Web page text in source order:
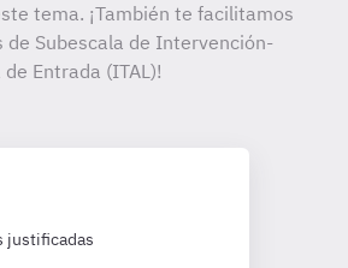
tema. ¡También te facilitamos
Subescala de Intervención-
Entrada (ITAL)!
justificadas